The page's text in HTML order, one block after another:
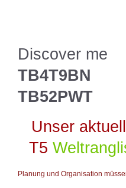
Discover me
TB4T9BN
TB52PWT
Unser
T5
Planung und Organisation